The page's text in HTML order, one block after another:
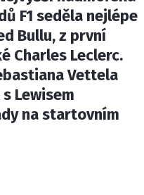
F1NEWS.cz je
IČ: 118 23 054
F1 seděla nejlépe
Bullu, z první
Charles Leclerc.
Vettela
Lewisem
na startovním